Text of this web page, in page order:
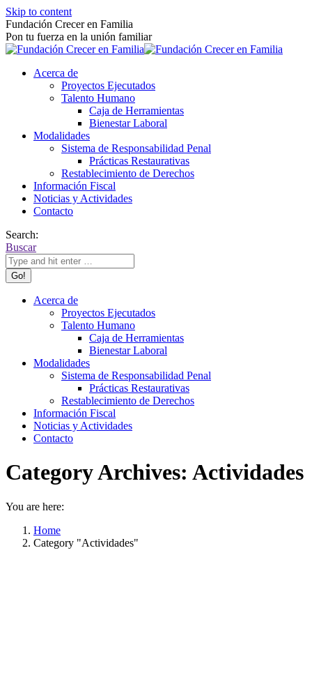
Skip to content
Fundación Crecer en Familia
Pon tu fuerza en la unión familiar
Acerca de
Proyectos Ejecutados
Talento Humano
Caja de Herramientas
Bienestar Laboral
Modalidades
Sistema de Responsabilidad Penal
Prácticas Restaurativas
Restablecimiento de Derechos
Información Fiscal
Noticias y Actividades
Contacto
Search:
Buscar
Acerca de
Proyectos Ejecutados
Talento Humano
Caja de Herramientas
Bienestar Laboral
Modalidades
Sistema de Responsabilidad Penal
Prácticas Restaurativas
Restablecimiento de Derechos
Información Fiscal
Noticias y Actividades
Contacto
Category Archives: Actividades
You are here:
Home
Category "Actividades"